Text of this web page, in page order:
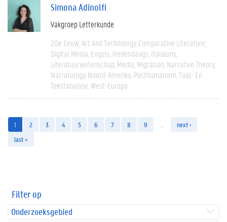
Simona Adinolfi
Vakgroep Letterkunde
20e Eeuw Art And Technology Comparative Literature
Digital Media Engels Hedendaags Italiaans
Literatuurwetenschap Media Migration Narrative Theory
Narratology Noord-Amerika Posthumanism Taal- En
Tekstanalyse West-Europa
1 2 3 4 5 6 7 8 9
next ›
last »
Filter op
Onderzoeksgebied